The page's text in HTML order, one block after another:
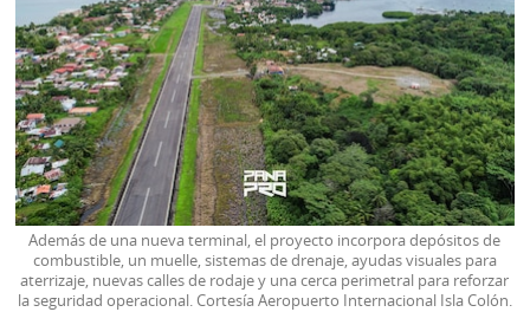
Además de una nueva terminal, el proyecto incorpora depósitos de
combustible, un muelle, sistemas de drenaje, ayudas visuales para
aterrizaje, nuevas calles de rodaje y una cerca perimetral para reforzar
la seguridad operacional. Cortesía Aeropuerto Internacional Isla Colón.